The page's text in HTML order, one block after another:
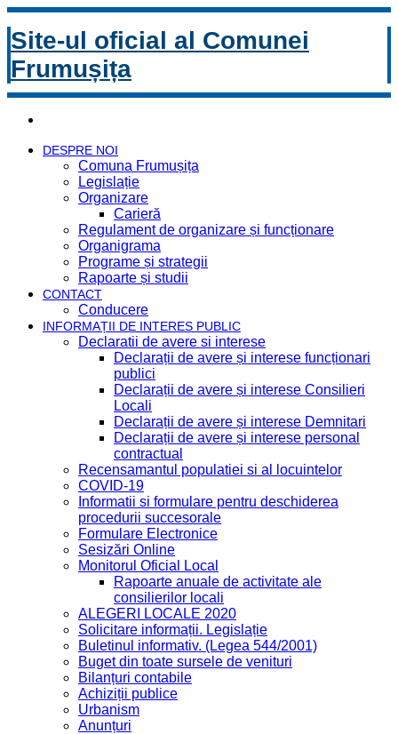
Site-ul oficial al Comunei
Frumușița
DESPRE NOI
Comuna Frumușița
Legislație
Organizare
Carieră
Regulament de organizare și funcționare
Organigrama
Programe și strategii
Rapoarte și studii
CONTACT
Conducere
INFORMAȚII DE INTERES PUBLIC
Declaratii de avere si interese
Declarații de avere și interese funcționari
publici
Declarații de avere și interese Consilieri
Locali
Declarații de avere și interese Demnitari
Declarații de avere și interese personal
contractual
Recensamantul populatiei si al locuintelor
COVID-19
Informatii si formulare pentru deschiderea
procedurii succesorale
Formulare Electronice
Sesizări Online
Monitorul Oficial Local
Rapoarte anuale de activitate ale
consilierilor locali
ALEGERI LOCALE 2020
Solicitare informații. Legislație
Buletinul informativ. (Legea 544/2001)
Buget din toate sursele de venituri
Bilanțuri contabile
Achiziții publice
Urbanism
Anunțuri